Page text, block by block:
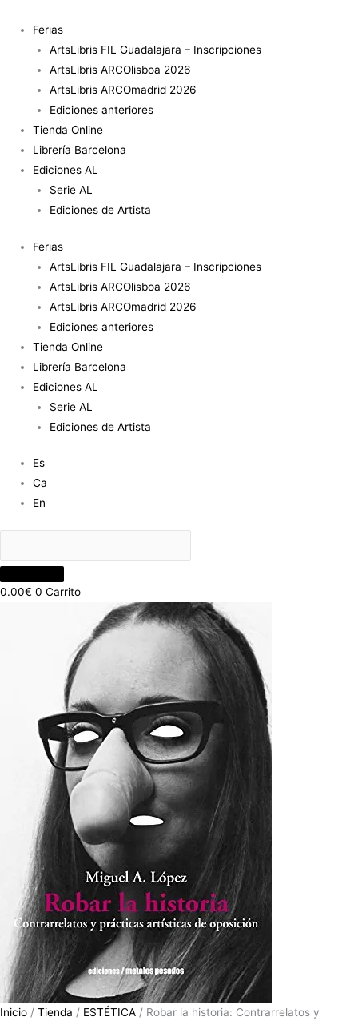
contenido
Ferias
ArtsLibris FIL Guadalajara – Inscripciones
ArtsLibris ARCOlisboa 2026
ArtsLibris ARCOmadrid 2026
Ediciones anteriores
Tienda Online
Librería Barcelona
Ediciones AL
Serie AL
Ediciones de Artista
Ferias
ArtsLibris FIL Guadalajara – Inscripciones
ArtsLibris ARCOlisboa 2026
ArtsLibris ARCOmadrid 2026
Ediciones anteriores
Tienda Online
Librería Barcelona
Ediciones AL
Serie AL
Ediciones de Artista
Es
Ca
En
0.00€ 0 Carrito
Inicio / Tienda / ESTÉTICA / Robar la historia: Contrarrelatos y